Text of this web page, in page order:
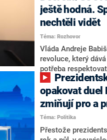
zmiňují dva
Andreje Babiše a
Oblíbeným tipem
Motoristy Filip
o případné
značně pochybuje.
nemá osobu, která
ještě hodná.
nechtěli vidět
Téma: Rozhovor
Vláda Andreje
revoluce, který
potřeba
ministryně
rozhovoru pro
ohledně
Tejce (za ANO) či
práva Taťány Malé
adresu vlády prý
opakovat duel
zmiňují pro a
Téma: Politika
Přestože